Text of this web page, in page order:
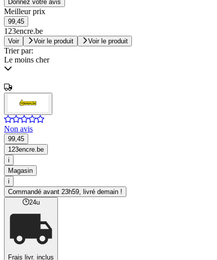
Donnez votre avis
Meilleur prix
99,45
123encre.be
Voir Voir le produit Voir le produit
Trier par:
Le moins cher
Non avis
99,45
123encre.be
i
Magasin
i
Commandé avant 23h59, livré demain !
24u
Frais livr. inclus